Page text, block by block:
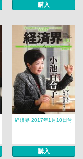
購入
経済界 2017年1月10日号
購入